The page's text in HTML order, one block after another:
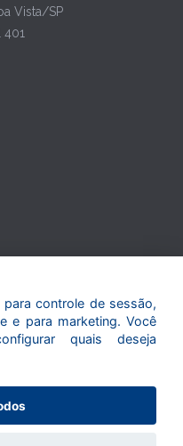
Vista/SP
Maior Seguros - Maior
faz.
controle de sessão,
e para marketing. Você
quais deseja